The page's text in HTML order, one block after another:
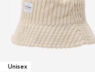
Unisex